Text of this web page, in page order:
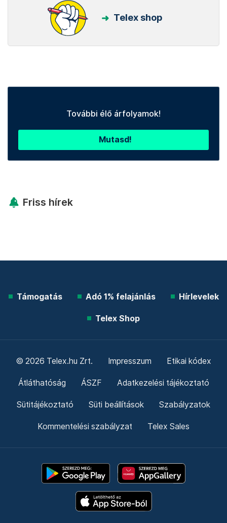
Telex shop
További élő árfolyamok!
Mutasd!
Friss hírek
Támogatás Adó 1% felajánlás Hírlevelek
Telex Shop
© 2026 Telex.hu Zrt. Impresszum Etikai kódex
Átláthatóság ÁSZF Adatkezelési tájékoztató
Sütitájékoztató Süti beállítások Szabályzatok
Kommentelési szabályzat Telex Sales